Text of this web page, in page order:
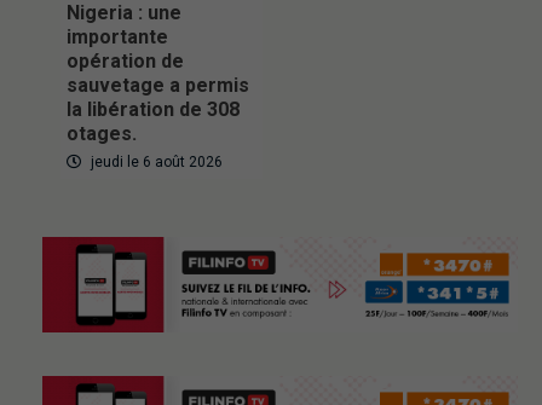
Nigeria : une
importante
opération de
sauvetage a permis
la libération de 308
otages.
jeudi le 6 août 2026